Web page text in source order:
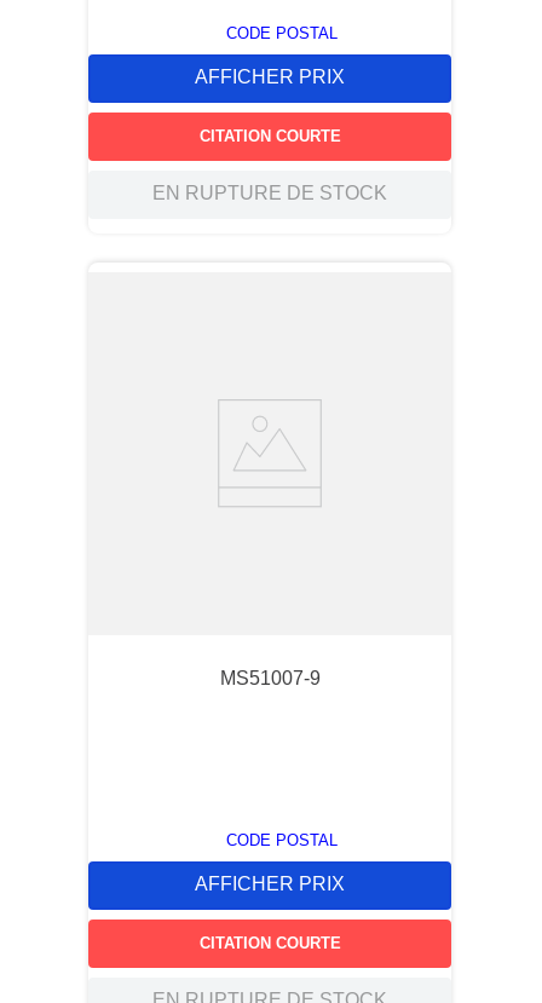
CODE POSTAL
AFFICHER PRIX
CITATION COURTE
EN RUPTURE DE STOCK
MS51007-9
CODE POSTAL
AFFICHER PRIX
CITATION COURTE